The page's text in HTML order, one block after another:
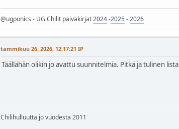
@ugponics - UG Chilit päiväkirjat2024-2025 -2026
tammikuu 26, 2026, 12:17:21 IP
Täällähän olikin jo avattu suunnitelmia. Pitkä ja tulinen lista
Chilihulluutta jo vuodesta 2011